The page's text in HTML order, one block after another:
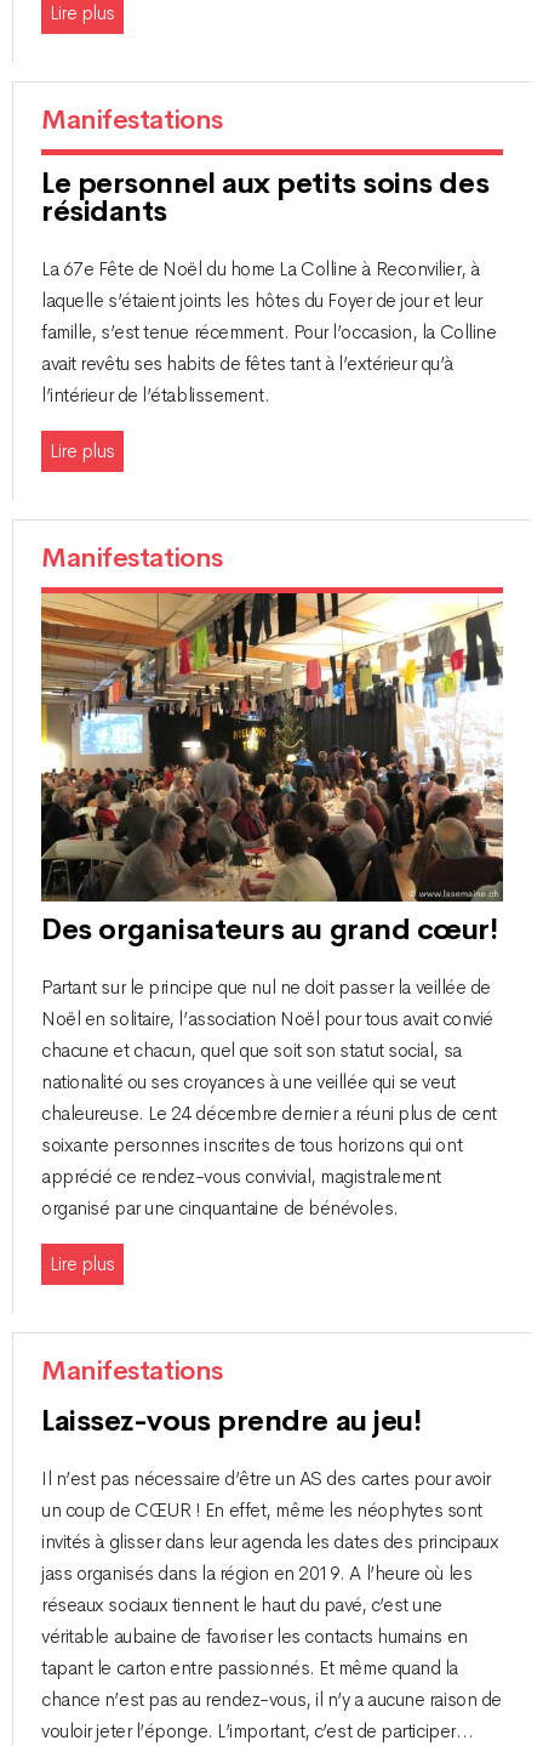
Lire plus
Manifestations
Le personnel aux petits soins des
résidants
La 67e Fête de Noël du home La Colline à Reconvilier, à
laquelle s’étaient joints les hôtes du Foyer de jour et leur
famille, s’est tenue récemment. Pour l’occasion, la Colline
avait revêtu ses habits de fêtes tant à l’extérieur qu’à
l’intérieur de l’établissement.
Lire plus
Manifestations
Des organisateurs au grand cœur!
Partant sur le principe que nul ne doit passer la veillée de
Noël en solitaire, l’association Noël pour tous avait convié
chacune et chacun, quel que soit son statut social, sa
nationalité ou ses croyances à une veillée qui se veut
chaleureuse. Le 24 décembre dernier a réuni plus de cent
soixante personnes inscrites de tous horizons qui ont
apprécié ce rendez-vous convivial, magistralement
organisé par une cinquantaine de bénévoles.
Lire plus
Manifestations
Laissez-vous prendre au jeu!
Il n’est pas nécessaire d’être un AS des cartes pour avoir
un coup de CŒUR ! En effet, même les néophytes sont
invités à glisser dans leur agenda les dates des principaux
jass organisés dans la région en 2019. A l’heure où les
réseaux sociaux tiennent le haut du pavé, c’est une
véritable aubaine de favoriser les contacts humains en
tapant le carton entre passionnés. Et même quand la
chance n’est pas au rendez-vous, il n’y a aucune raison de
vouloir jeter l’éponge. L’important, c’est de participer…